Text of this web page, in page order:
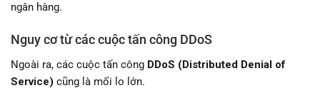
ngân hàng.
Nguy cơ từ các cuộc tấn công DDoS
Ngoài ra, các cuộc tấn công DDoS (Distributed Denial of
Service) cũng là mối lo lớn.